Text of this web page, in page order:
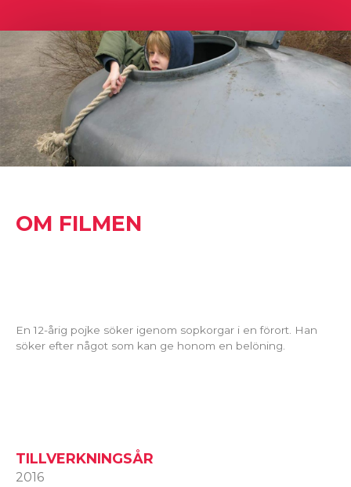
OM FILMEN
En 12-årig pojke söker igenom sopkorgar i en förort. Han
söker efter något som kan ge honom en belöning.
TILLVERKNINGSÅR
2016